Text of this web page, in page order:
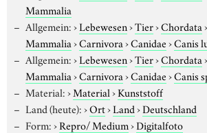
Mammalia
Allgemein:›Lebewesen›Tier›Chordata›
Mammalia›Carnivora›Canidae›Canis
Allgemein:›Lebewesen›Tier›Chordata›
Mammalia›Carnivora›Canidae›Canis
Material:›Material›Kunststoff
Land (heute):›Ort›Land›Deutschland
Form:›Repro/ Medium›Digitalfoto